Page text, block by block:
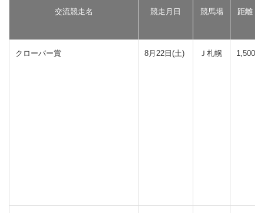
交流競走名 競走月日 競馬場 距離（
クローバー賞 8月22日(土) Ｊ札幌 1,500(